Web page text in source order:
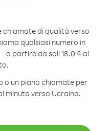
chiamate di qualità verso
qualsiasi numero in
a partire da soli 18.0 ¢ al
un piano chiamate per
minuto verso Ucraina.